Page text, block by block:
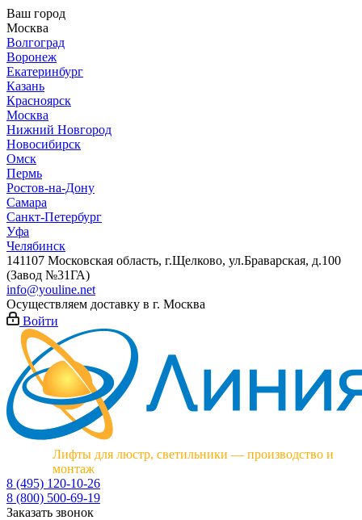
Ваш город
Москва
Волгоград
Воронеж
Екатеринбург
Казань
Красноярск
Москва
Нижний Новгород
Новосибирск
Омск
Пермь
Ростов-на-Дону
Самара
Санкт-Петербург
Уфа
Челябинск
141107 Московская область, г.Щелково, ул.Браварская, д.100
(Завод №31ГА)
info@youline.net
Осуществляем доставку в г. Москва
Войти
Лифты для люстр, светильники — производство и
монтаж
8 (495) 120-10-26
8 (800) 500-69-19
Заказать звонок